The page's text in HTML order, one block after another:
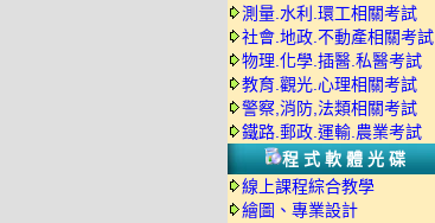
測量.水利.環工相關考試
社會.地政.不動產相關考試
物理.化學.插醫.私醫考試
教育.觀光.心理相關考試
警察,消防,法類相關考試
鐵路.郵政.運輸.農業考試
程式軟體光碟
線上課程綜合教學
繪圖、專業設計